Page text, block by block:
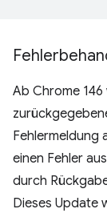
Ab Chrome
Fehlermeldung
einen Fehler
durch
Dieses Update